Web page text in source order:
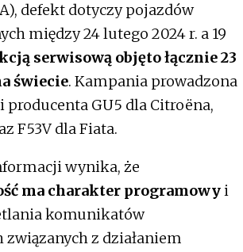
defekt dotyczy pojazdów
między 24 lutego 2024 r. a 19
serwisową objęto łącznie 23
świecie. Kampania prowadzona
producenta GU5 dla Citroëna,
F53V dla Fiata.
wynika, że
ma charakter programowyi
komunikatów
związanych z działaniem